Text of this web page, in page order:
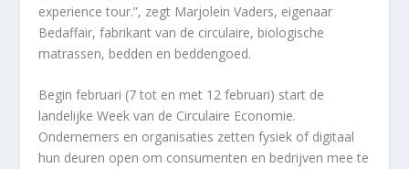
experience tour.”, zegt Marjolein Vaders, eigenaar
Bedaffair, fabrikant van de circulaire, biologische
matrassen, bedden en beddengoed.
Begin februari (7 tot en met 12 februari) start de
landelijke Week van de Circulaire Economie.
Ondernemers en organisaties zetten fysiek of digitaal
hun deuren open om consumenten en bedrijven mee te